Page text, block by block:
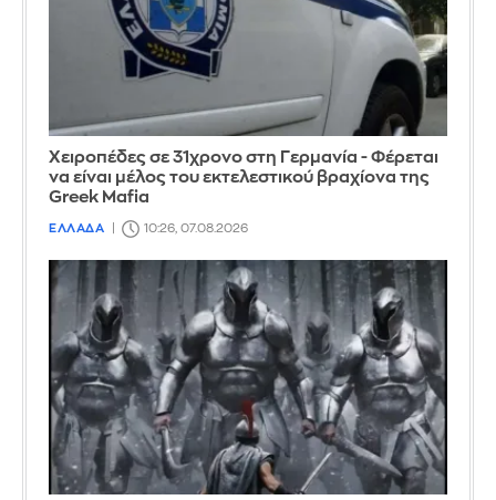
Χειροπέδες σε 31χρονο στη Γερμανία - Φέρεται
να είναι μέλος του εκτελεστικού βραχίονα της
Greek Mafia
ΕΛΛΑΔΑ 10:26, 07.08.2026